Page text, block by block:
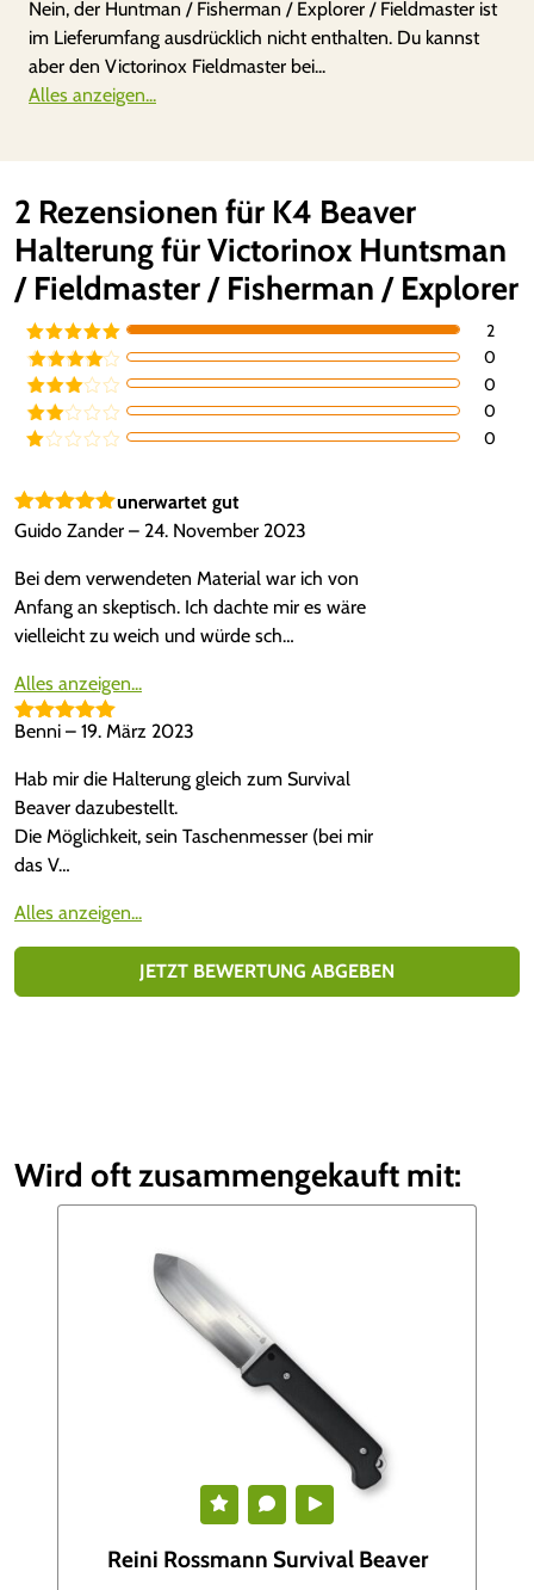
Nein, der Huntman / Fisherman / Explorer / Fieldmaster ist
im Lieferumfang ausdrücklich nicht enthalten. Du kannst
aber den Victorinox Fieldmaster bei...
Alles anzeigen...
2 Rezensionen für K4 Beaver
Halterung für Victorinox Huntsman
/ Fieldmaster / Fisherman / Explorer
Bewertet mit
5von 5
2
Bewertet
mit
von
5
0
Bewertet
mit
3
von 5
0
Bewe
von
5
0
rte
t
mi
vo
n
5
0
Bewertet mit
unerwartet gut
Guido Zander – 24. November 2023
Bei dem verwendeten Material war ich von
Anfang an skeptisch. Ich dachte mir es wäre
vielleicht zu weich und würde sch…
Alles anzeigen...
Bewertet mit
Benni – 19. März 2023
Hab mir die Halterung gleich zum Survival
Beaver dazubestellt.
Die Möglichkeit, sein Taschenmesser (bei mir
das V…
Alles anzeigen...
JETZT BEWERTUNG ABGEBEN
Wird oft zusammengekauft mit:
Reini Rossmann Survival Beaver